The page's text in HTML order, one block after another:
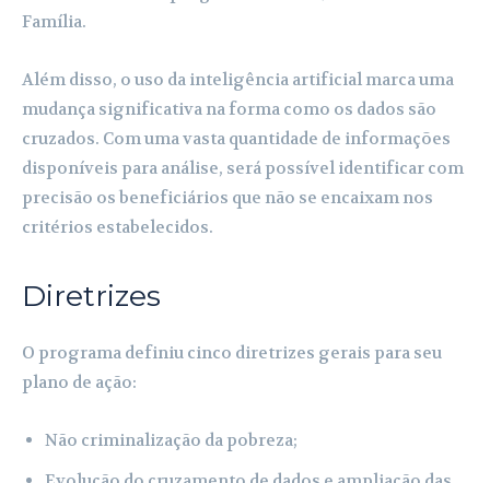
Família.
Além disso, o uso da inteligência artificial marca uma
mudança significativa na forma como os dados são
cruzados. Com uma vasta quantidade de informações
disponíveis para análise, será possível identificar com
precisão os beneficiários que não se encaixam nos
critérios estabelecidos.
Diretrizes
O programa definiu cinco diretrizes gerais para seu
plano de ação:
Não criminalização da pobreza;